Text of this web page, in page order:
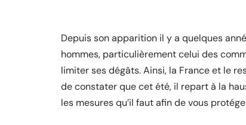
Depuis son apparition il y a quelques
hommes, particulièrement celui des
limiter ses dégâts. Ainsi, la France et le
de constater que cet été, il repart à la
les mesures qu’il faut afin de vous